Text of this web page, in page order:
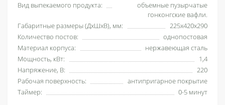
Вид выпекаемого продукта:
объемные пузырчатые
гонконгские вафли.
Габаритные размеры (ДхШхВ), мм:
225х420х290
Количество постов:
однопостовая
Материал корпуса:
нержавеющая сталь
Мощность, кВт:
1,4
Напряжение, В:
220
Рабочая поверхность:
антипригарное покрытие
Таймер:
0-5 минут